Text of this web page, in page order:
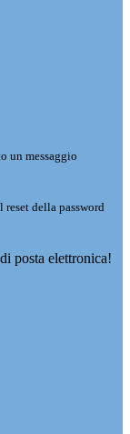
un messaggio
della password
posta elettronica!